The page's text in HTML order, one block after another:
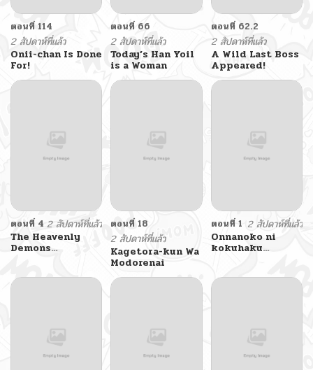
ตอนที่ 114
2 สัปดาห์ที่แล้ว
Onii-chan Is Done
For!
ตอนที่ 66
2 สัปดาห์ที่แล้ว
Today’s Han Yoil
is a Woman
ตอนที่ 62.2
2 สัปดาห์ที่แล้ว
A Wild Last Boss
Appeared!
ตอนที่ 4 2 สัปดาห์ที่แล้ว
The Heavenly
Demons
ตอนที่ 18
2 สัปดาห์ที่แล้ว
Kagetora-kun Wa
Modorenai
ตอนที่ 1 2 สัปดาห์ที่แล้ว
Onnanoko ni
kokuhaku
Sareta Hanashi